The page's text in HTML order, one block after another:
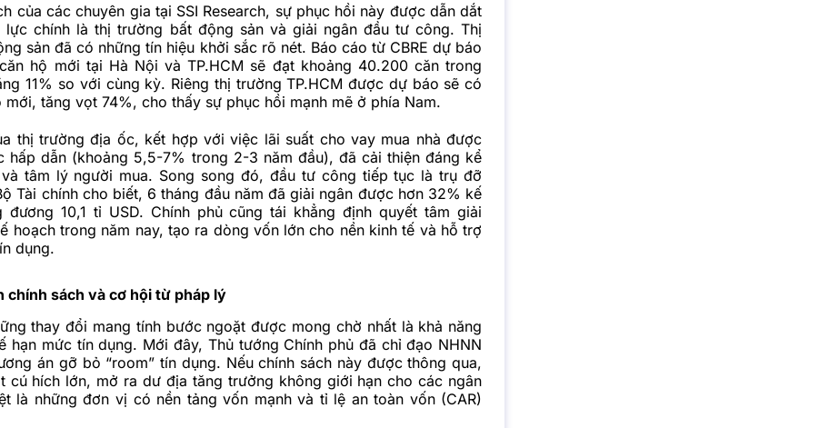
của các chuyên gia tại SSI Research, sự phục hồi này được dẫn dắt
lực chính là thị trường bất động sản và giải ngân đầu tư công. Thị
sản đã có những tín hiệu khởi sắc rõ nét. Báo cáo từ CBRE dự báo
hộ mới tại Hà Nội và TP.HCM sẽ đạt khoảng 40.200 căn trong
11% so với cùng kỳ. Riêng thị trường TP.HCM được dự báo sẽ có
mới, tăng vọt 74%, cho thấy sự phục hồi mạnh mẽ ở phía Nam.
thị trường địa ốc, kết hợp với việc lãi suất cho vay mua nhà được
hấp dẫn (khoảng 5,5-7% trong 2-3 năm đầu), đã cải thiện đáng kể
và tâm lý người mua. Song song đó, đầu tư công tiếp tục là trụ đỡ
Tài chính cho biết, 6 tháng đầu năm đã giải ngân được hơn 32% kế
đương 10,1 tỉ USD. Chính phủ cũng tái khẳng định quyết tâm giải
hoạch trong năm nay, tạo ra dòng vốn lớn cho nền kinh tế và hỗ trợ
dụng.
chính sách và cơ hội từ pháp lý
thay đổi mang tính bước ngoặt được mong chờ nhất là khả năng
hạn mức tín dụng. Mới đây, Thủ tướng Chính phủ đã chỉ đạo NHNN
án gỡ bỏ “room” tín dụng. Nếu chính sách này được thông qua,
cú hích lớn, mở ra dư địa tăng trưởng không giới hạn cho các ngân
là những đơn vị có nền tảng vốn mạnh và tỉ lệ an toàn vốn (CAR)